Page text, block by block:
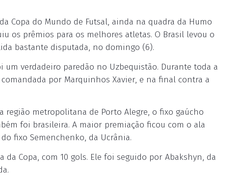
Copa do Mundo de Futsal, ainda na quadra da Humo
os prêmios para os melhores atletas. O Brasil levou o
bastante disputada, no domingo (6).
verdadeiro paredão no Uzbequistão. Durante toda a
por Marquinhos Xavier, e na final contra a
região metropolitana de Porto Alegre, o fixo gaúcho
foi brasileira. A maior premiação ficou com o ala
fixo Semenchenko, da Ucrânia.
Copa, com 10 gols. Ele foi seguido por Abakshyn, da